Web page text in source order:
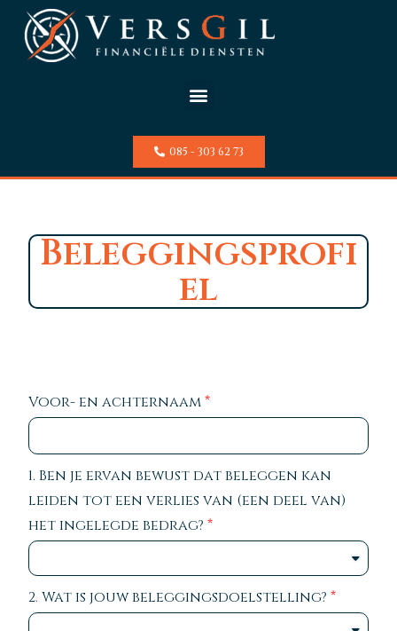
085 - 303 62 73
Beleggingsprofi
el
Voor- en achternaam
1. Ben je ervan bewust dat beleggen kan
leiden tot een verlies van (een deel van)
het ingelegde bedrag?
2. Wat is jouw beleggingsdoelstelling?